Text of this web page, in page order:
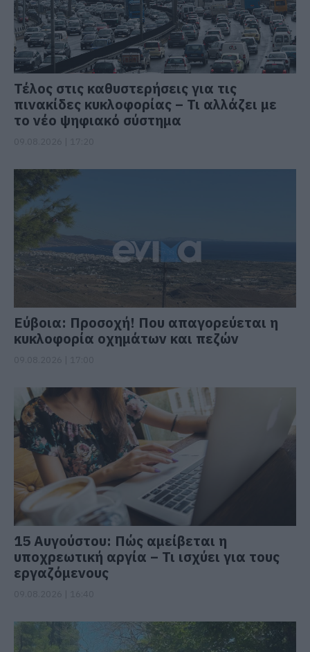
Τέλος στις καθυστερήσεις για τις
πινακίδες κυκλοφορίας – Τι αλλάζει με
το νέο ψηφιακό σύστημα
Εύβοια: Προσοχή! Που απαγορεύεται η
κυκλοφορία οχημάτων και πεζών
15 Αυγούστου: Πώς αμείβεται η
υποχρεωτική αργία – Τι ισχύει για τους
εργαζόμενους